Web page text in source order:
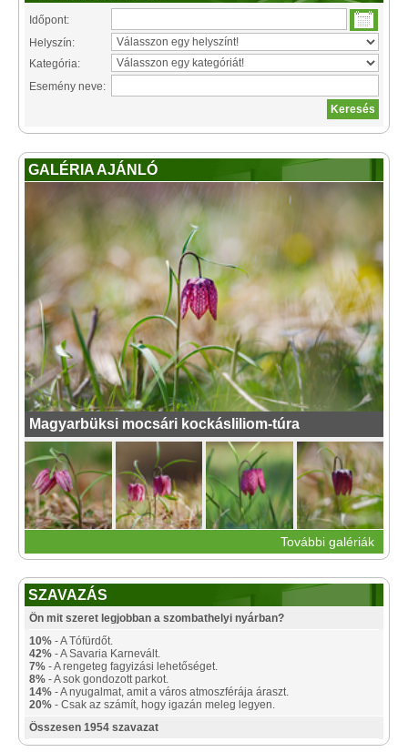
Időpont:
Helyszín:
Kategória:
Esemény neve:
GALÉRIA AJÁNLÓ
Magyarbüksi mocsári kockásliliom-túra
További galériák
SZAVAZÁS
Ön mit szeret legjobban a szombathelyi nyárban?
10% - A Tófürdőt.
42% - A Savaria Karnevált.
7% - A rengeteg fagyizási lehetőséget.
8% - A sok gondozott parkot.
14% - A nyugalmat, amit a város atmoszférája áraszt.
20% - Csak az számít, hogy igazán meleg legyen.
Összesen 1954 szavazat